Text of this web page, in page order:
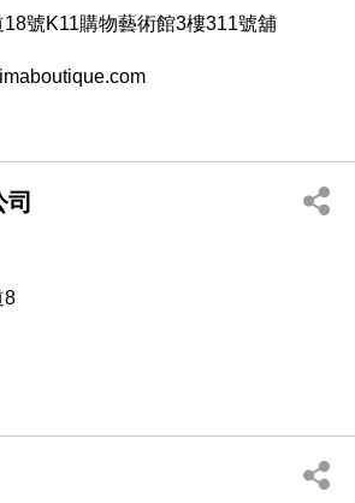
18號K11購物藝術館3樓311號舖
8